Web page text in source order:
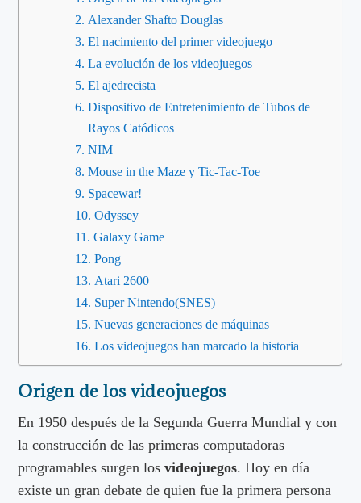
Alexander Shafto Douglas
El nacimiento del primer videojuego
La evolución de los videojuegos
El ajedrecista
Dispositivo de Entretenimiento de Tubos de
Rayos Catódicos
NIM
Mouse in the Maze y Tic-Tac-Toe
Spacewar!
Odyssey
Galaxy Game
Pong
Atari 2600
Super Nintendo(SNES)
Nuevas generaciones de máquinas
Los videojuegos han marcado la historia
Origen de los videojuegos
En 1950 después de la Segunda Guerra Mundial y con
la construcción de las primeras computadoras
programables surgen losvideojuegos. Hoy en día
existe un gran debate de quien fue la primera persona